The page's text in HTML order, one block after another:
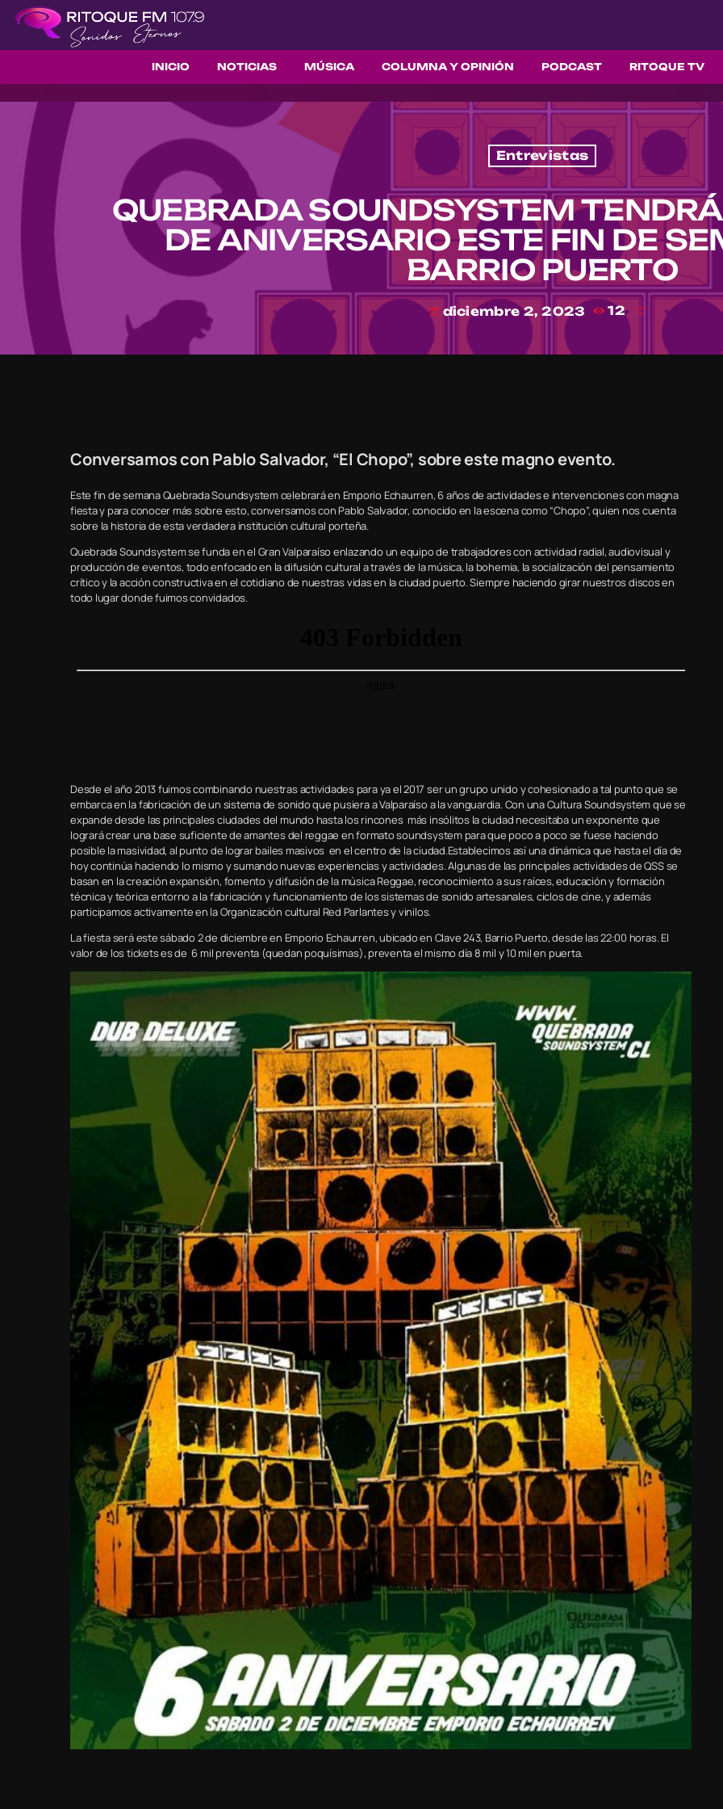
INICIO NOTICIAS MÚSICA COLUMNA Y OPINIÓN PODCAST RITOQUE TV
Entrevistas
QUEBRADA SOUNDSYSTEM
DE ANIVERSARIO ESTE FIN DE
BARRIO PUERTO
today diciembre 2, 2023 12
Conversamos con Pablo Salvador, “El Chopo”, sobre este magno evento.
Este fin de semana Quebrada Soundsystem celebrará en Emporio Echaurren, 6 años de actividades e intervenciones con magna
fiesta y para conocer más sobre esto, conversamos con Pablo Salvador, conocido en la escena como “Chopo”, quien nos cuenta
sobre la historia de esta verdadera institución cultural porteña.
Quebrada Soundsystem se funda en el Gran Valparaíso enlazando un equipo de trabajadores con actividad radial, audiovisual y
producción de eventos, todo enfocado en la difusión cultural a través de la música, la bohemia, la socialización del pensamiento
crítico y la acción constructiva en el cotidiano de nuestras vidas en la ciudad puerto. Siempre haciendo girar nuestros discos en
todo lugar donde fuimos convidados.
Desde el año 2013 fuimos combinando nuestras actividades para ya el 2017 ser un grupo unido y cohesionado a tal punto que se
embarca en la fabricación de un sistema de sonido que pusiera a Valparaíso a la vanguardia. Con una Cultura Soundsystem que se
expande desde las principales ciudades del mundo hasta los rincones más insólitos la ciudad necesitaba un exponente que
logrará crear una base suficiente de amantes del reggae en formato soundsystem para que poco a poco se fuese haciendo
posible la masividad, al punto de lograr bailes masivos en el centro de la ciudad.Establecimos así una dinámica que hasta el día de
hoy continúa haciendo lo mismo y sumando nuevas experiencias y actividades. Algunas de las principales actividades de QSS se
basan en la creación expansión, fomento y difusión de la música Reggae, reconocimiento a sus raíces, educación y formación
técnica y teórica entorno a la fabricación y funcionamiento de los sistemas de sonido artesanales, ciclos de cine, y además
participamos activamente en la Organización cultural Red Parlantes y vinilos.
La fiesta será este sábado 2 de diciembre en Emporio Echaurren, ubicado en Clave 243, Barrio Puerto, desde las 22:00 horas. El
valor de los tickets es de 6 mil preventa (quedan poquísimas), preventa el mismo día 8 mil y 10 mil en puerta.